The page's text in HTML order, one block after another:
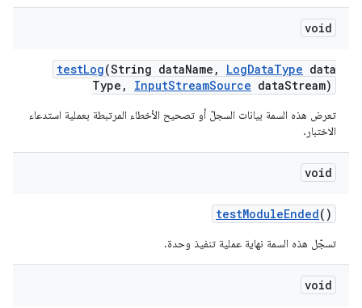
void
testLog(String dataName , LogDataType data
Type , InputStreamSource dataStream)
تعرض هذه السمة بيانات السجلّ أو تصحيح الأخطاء المرتبطة بعملية استدعاء
الاختبار.
void
testModuleEnded()
تسجّل هذه السمة نهاية عملية تنفيذ وحدة.
void